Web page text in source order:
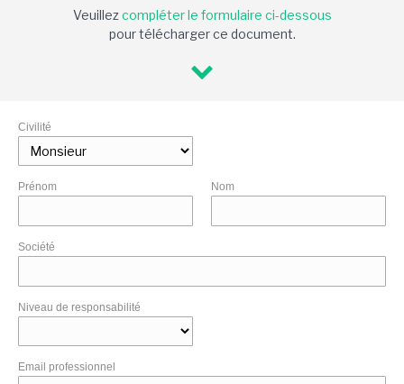
Veuillezcompléter le formulaire ci-dessous
pour télécharger ce document.
Civilité
Prénom Nom
Société
Niveau de responsabilité
Email professionnel